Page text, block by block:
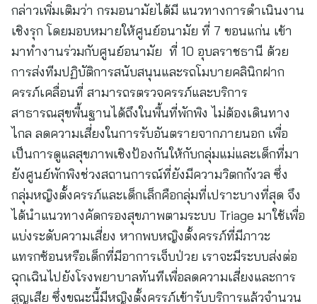
กล่าวเพิ่มเติมว่า กรมอนามัยได้มี แนวทางการดำเนินงาน
เชิงรุก โดยมอบหมายให้ศูนย์อนามัย ที่ 7 ขอนแก่น เข้า
มาทำงานร่วมกับศูนย์อนามัย ที่ 10 อุบลราชธานี ด้วย
การส่งทีมปฏิบัติการสนับสนุนและรถโมบายคลินิกฝาก
ครรภ์เคลื่อนที่ สามารถรตรวจครรภ์และบริการ
สาธารณสุขพื้นฐานได้ถึงในพื้นที่พักพิง ไม่ต้องเดินทาง
ไกล ลดความเสี่ยงในการรับอันตรายจากภายนอก เพื่อ
เป็นการดูแลสุขภาพเชิงป้องกันให้กับกลุ่มแม่และเด็กที่มา
ยังศูนย์พักพิงช่วงสถานการณ์ที่ยังมีความวิตกกังวล ซึ่ง
กลุ่มหญิงตั้งครรภ์และเด็กเล็กคือกลุ่มที่เปราะบางที่สุด จึง
ได้นำแนวทางคัดกรองสุขภาพตามระบบ Triage มาใช้เพื่อ
แบ่งระดับความเสี่ยง หากพบหญิงตั้งครรภ์ที่มีภาวะ
แทรกซ้อนหรือเด็กที่มีอาการเจ็บป่วย เราจะมีระบบส่งต่อ
ฉุกเฉินไปยังโรงพยาบาลทันทีเพื่อลดความเสี่ยงและการ
สูญเสีย ซึ่งขณะนี้มีหญิงตั้งครรภ์เข้ารับบริการแล้วจำนวน